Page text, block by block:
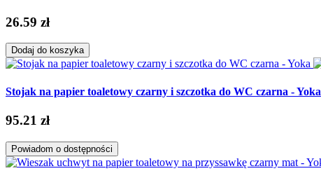
26.59 zł
Dodaj do koszyka
Stojak na papier toaletowy czarny i szczotka do WC czarna - Yoka
95.21 zł
Powiadom o dostępności